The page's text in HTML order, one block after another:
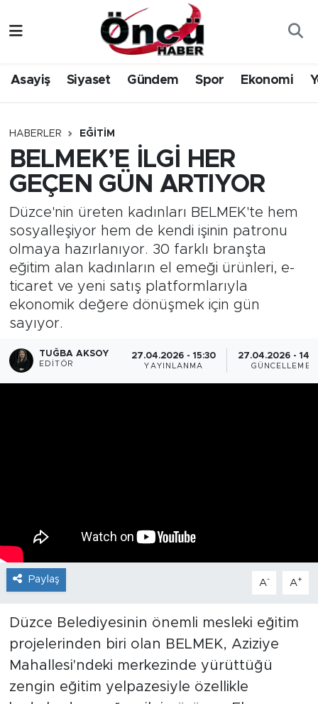
Asayiş Siyaset Gündem Spor Ekonomi
HABERLER EĞITIM
BELMEK’E İLGİ HER
GEÇEN GÜN ARTIYOR
Düzce'nin üreten kadınları BELMEK'te hem
sosyalleşiyor hem de kendi işinin patronu
olmaya hazırlanıyor. 30 farklı branşta
eğitim alan kadınların el emeği ürünleri, e-
ticaret ve yeni satış platformlarıyla
ekonomik değere dönüşmek için gün
sayıyor.
TUĞBA AKSOY
EDITÖR
27.04.2026 - 15:30
YAYINLANMA
27.04.2026 -
GÜNCELLEME
Paylaş A- A+
Düzce Belediyesinin önemli mesleki eğitim
projelerinden biri olan BELMEK, Aziziye
Mahallesi'ndeki merkezinde yürüttüğü
zengin eğitim yelpazesiyle özellikle
Gündem
Sağlık & Çevre
Spor
Siyaset
Yerel Haber
Öncü Radyo Dinle
Öncü TV İzle
Düzce Nöbetçi Eczaneler
Düzce Hava Durumu
Düzce Namaz Vakitleri
Düzce Trafik Yoğunluk Haritası
Süper Lig Puan Durumu ve Fikstür
Tüm Manşetler
Son Dakika Haberleri
Haber Arşivi